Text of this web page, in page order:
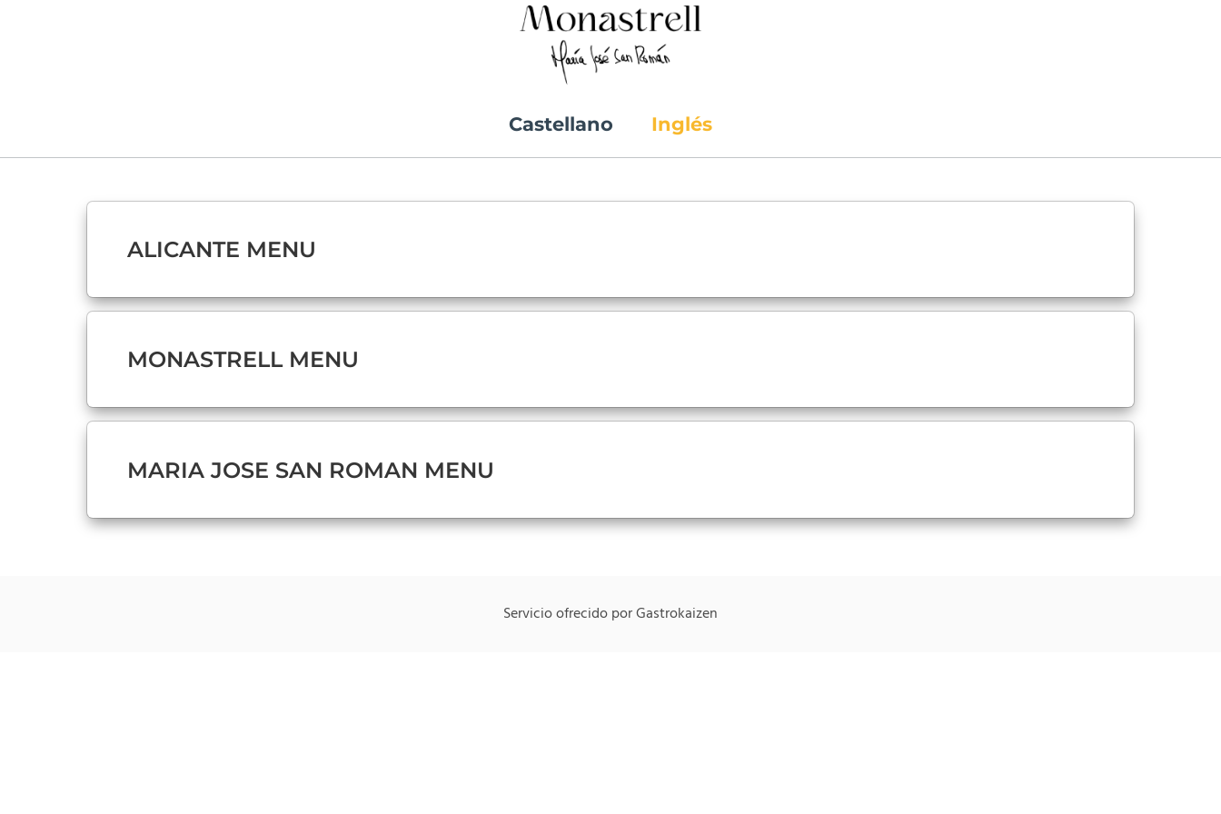
Castellano Inglés
ALICANTE MENU
MONASTRELL MENU
MARIA JOSE SAN ROMAN MENU
Servicio ofrecido por Gastrokaizen